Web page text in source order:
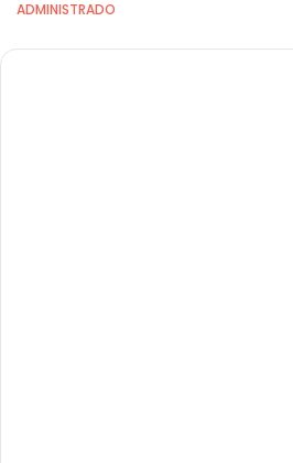
ADMINISTRADO